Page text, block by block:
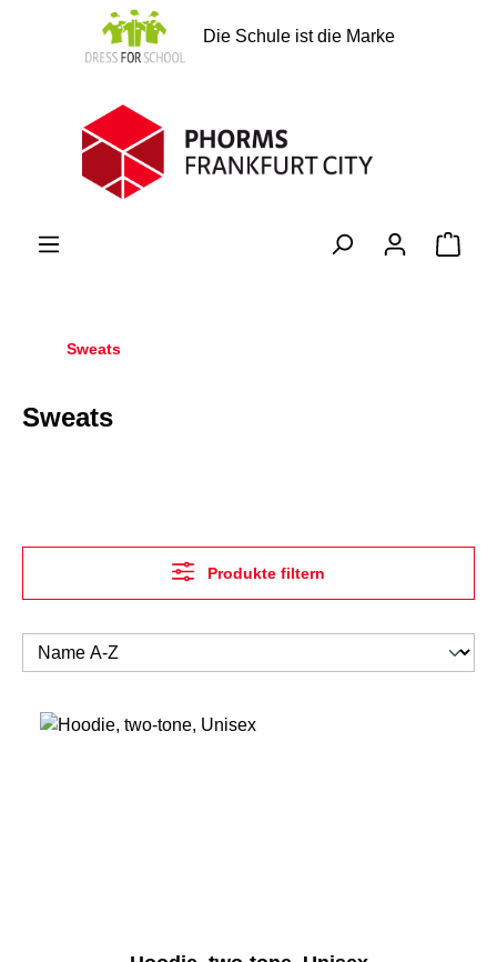
springen
Die Schule ist die Marke
Sweats
Sweats
Produkte filtern